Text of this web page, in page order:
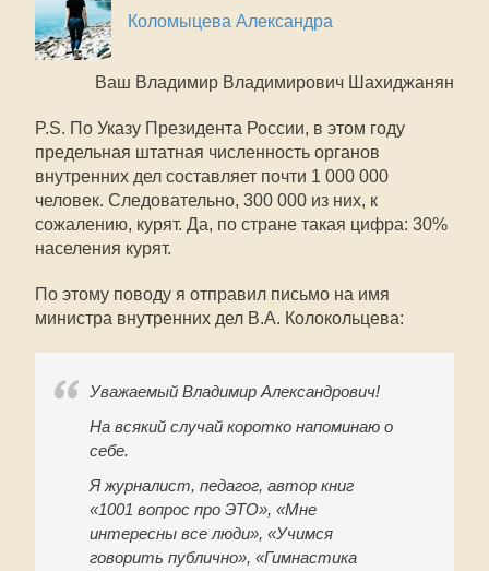
Коломыцева Александра
Ваш Владимир Владимирович Шахиджанян
P.S. По Указу Президента России, в этом году
предельная штатная численность органов
внутренних дел составляет почти 1 000 000
человек. Следовательно, 300 000 из них, к
сожалению, курят. Да, по стране такая цифра: 30%
населения курят.
По этому поводу я отправил письмо на имя
министра внутренних дел В.А. Колокольцева:
Уважаемый Владимир Александрович!
На всякий случай коротко напоминаю о
себе.
Я журналист, педагог, автор книг
«1001 вопрос про ЭТО», «Мне
интересны все люди», «Учимся
говорить публично», «Гимнастика